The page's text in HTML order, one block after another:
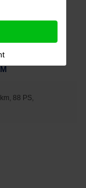
88 PS,